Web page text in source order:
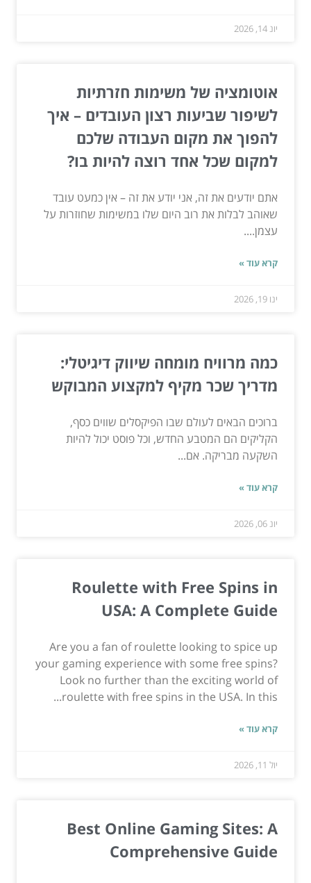
יונ 14, 2026
אוטומציה של משימות חזרתיות
לשיפור שביעות רצון העובדים – איך
להפוך את מקום העבודה שלכם
למקום שכל אחד רוצה להיות בו?
אתם יודעים את זה, אני יודע את זה – אין כמעט עובד
שאוהב לבלות את רוב היום שלו במשימות שחוזרות על
עצמן....
קרא עוד »
ינו 19, 2026
כמה מרוויח מומחה שיווק דיגיטלי:
מדריך שכר מקיף למקצוע המבוקש
ברוכים הבאים לעולם שבו הפיקסלים שווים כסף,
הקליקים הם המטבע החדש, וכל פוסט יכול להיות
השקעה מבריקה. אם...
קרא עוד »
יונ 06, 2026
Roulette with Free Spins in
USA: A Complete Guide
Are you a fan of roulette looking to spice up
your gaming experience with some free spins?
Look no further than the exciting world of
roulette with free spins in the USA. In this...
קרא עוד »
יול 11, 2026
Best Online Gaming Sites: A
Comprehensive Guide